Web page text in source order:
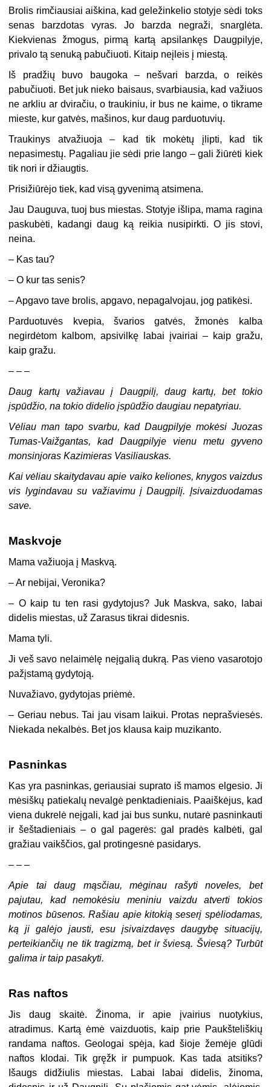
Brolis rimčiausiai aiškina, kad geležinkelio stotyje sėdi toks
senas barzdotas vyras. Jo barzda negraži, snarglėta.
Kiekvienas žmogus, pirmą kartą apsilankęs Daugpilyje,
privalo tą senuką pabučiuoti. Kitaip neįleis į miestą.
Iš pradžių buvo baugoka – nešvari barzda, o reikės
pabučiuoti. Bet juk nieko baisaus, svarbiausia, kad važiuos
ne arkliu ar dviračiu, o traukiniu, ir bus ne kaime, o tikrame
mieste, kur gatvės, mašinos, kur daug parduotuvių.
Traukinys atvažiuoja – kad tik mokėtų įlipti, kad tik
nepasimestų. Pagaliau jie sėdi prie lango – gali žiūrėti kiek
tik nori ir džiaugtis.
Prisižiūrėjo tiek, kad visą gyvenimą atsimena.
Jau Dauguva, tuoj bus miestas. Stotyje išlipa, mama ragina
paskubėti, kadangi daug ką reikia nusipirkti. O jis stovi,
neina.
– Kas tau?
– O kur tas senis?
– Apgavo tave brolis, apgavo, nepagalvojau, jog patikėsi.
Parduotuvės kvepia, švarios gatvės, žmonės kalba
negirdėtom kalbom, apsivilkę labai įvairiai – kaip gražu,
kaip gražu.
– – –
Daug kartų važiavau į Daugpilį, daug kartų, bet tokio
įspūdžio, na tokio didelio įspūdžio daugiau nepatyriau.
Vėliau man tapo svarbu, kad Daugpilyje mokėsi Juozas
Tumas-Vaižgantas, kad Daugpilyje vienu metu gyveno
monsinjoras Kazimieras Vasiliauskas.
Kai vėliau skaitydavau apie vaiko keliones, knygos vaizdus
vis lygindavau su važiavimu į Daugpilį. Įsivaizduodamas
save.
Maskvoje
Mama važiuoja į Maskvą.
– Ar nebijai, Veronika?
– O kaip tu ten rasi gydytojus? Juk Maskva, sako, labai
didelis miestas, už Zarasus tikrai didesnis.
Mama tyli.
Ji veš savo nelaimėlę neįgalią dukrą. Pas vieno vasarotojo
pažįstamą gydytoją.
Nuvažiavo, gydytojas priėmė.
– Geriau nebus. Tai jau visam laikui. Protas neprašviesės.
Niekada nekalbės. Bet jos klausa kaip muzikanto.
Pasninkas
Kas yra pasninkas, geriausiai suprato iš mamos elgesio. Ji
mėsiškų patiekalų nevalgė penktadieniais. Paaiškėjus, kad
viena dukrelė neįgali, kad jai bus sunku, nutarė pasninkauti
ir šeštadieniais – o gal pagerės: gal pradės kalbėti, gal
gražiau vaikščios, gal protingesnė pasidarys.
– – –
Apie tai daug mąsčiau, mėginau rašyti noveles, bet
pajutau, kad nemokėsiu meniniu vaizdu atverti tokios
motinos būsenos. Rašiau apie kitokią seserį spėliodamas,
ką ji galėjo jausti, esu įsivaizdavęs daugybę situacijų,
perteikiančių ne tik tragizmą, bet ir šviesą. Šviesą? Turbūt
galima ir taip pasakyti.
Ras naftos
Jis daug skaitė. Žinoma, ir apie įvairius nuotykius,
atradimus. Kartą ėmė vaizduotis, kaip prie Paukšteliškių
randama naftos. Geologai spėja, kad šioje žemėje glūdi
naftos klodai. Tik gręžk ir pumpuok. Kas tada atsitiks?
Išaugs didžiulis miestas. Labai labai didelis, žinoma,